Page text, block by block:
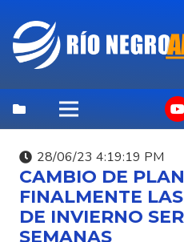
28/06/23 4:19:19 PM
CAMBIO DE
FINALMENTE
DE INVIERNO
SEMANAS